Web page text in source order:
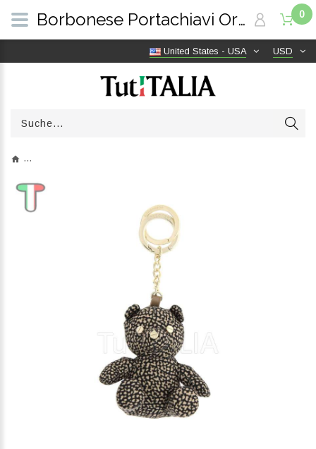
USD
United States - USA
0
Borbonese Portachiavi Orso OP Naturale/Nero 930028I15X11 | TutITALIA